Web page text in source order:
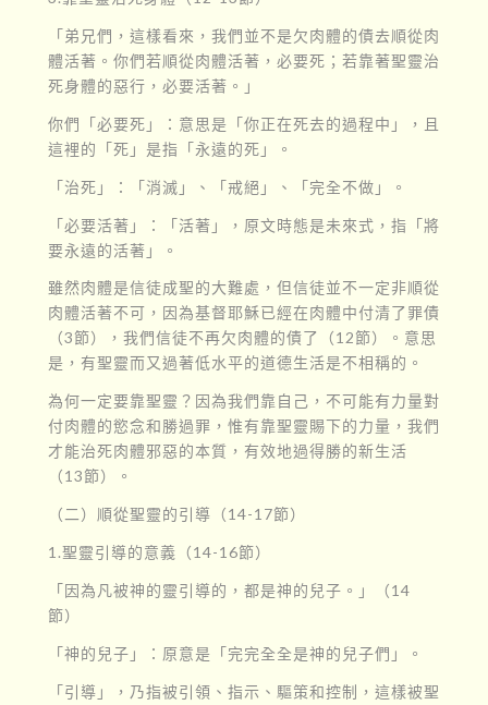
「弟兄們，這樣看來，我們並不是欠肉體的債去順從肉
體活著。你們若順從肉體活著，必要死；若靠著聖靈治
死身體的惡行，必要活著。」
你們「必要死」：意思是「你正在死去的過程中」，且
這裡的「死」是指「永遠的死」。
「治死」：「消滅」、「戒絕」、「完全不做」。
「必要活著」：「活著」，原文時態是未來式，指「將
要永遠的活著」。
雖然肉體是信徒成聖的大難處，但信徒並不一定非順從
肉體活著不可，因為基督耶穌已經在肉體中付清了罪債
（3節），我們信徒不再欠肉體的債了（12節）。意思
是，有聖靈而又過著低水平的道德生活是不相稱的。
為何一定要靠聖靈？因為我們靠自己，不可能有力量對
付肉體的慾念和勝過罪，惟有靠聖靈賜下的力量，我們
才能治死肉體邪惡的本質，有效地過得勝的新生活
（13節）。
（二）順從聖靈的引導（14-17節）
1.聖靈引導的意義（14-16節）
「因為凡被神的靈引導的，都是神的兒子。」（14
節）
「神的兒子」：原意是「完完全全是神的兒子們」。
「引導」，乃指被引領、指示、驅策和控制，這樣被聖